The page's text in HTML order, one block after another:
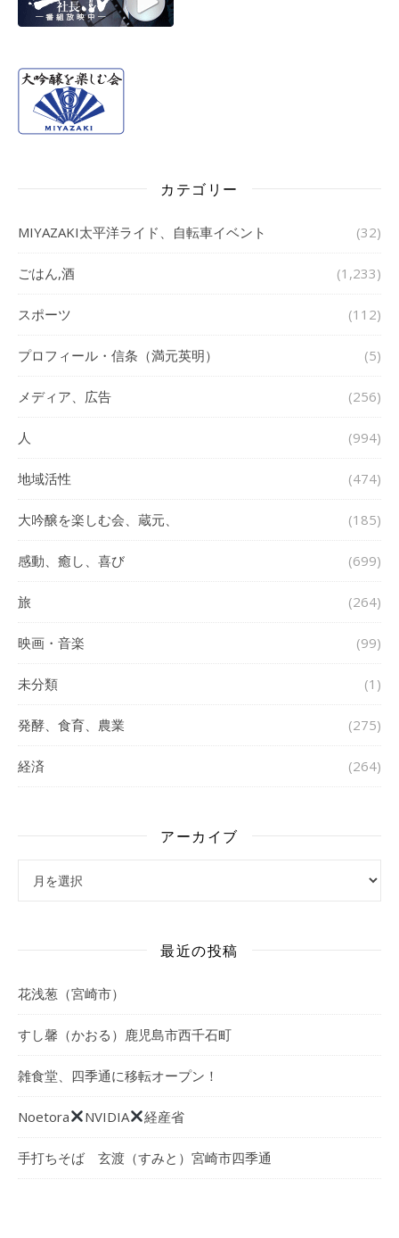
カテゴリー
MIYAZAKI太平洋ライド、自転車イベント (32)
ごはん,酒 (1,233)
スポーツ (112)
プロフィール・信条（満元英明） (5)
メディア、広告 (256)
人 (994)
地域活性 (474)
大吟醸を楽しむ会、蔵元、 (185)
感動、癒し、喜び (699)
旅 (264)
映画・音楽 (99)
未分類 (1)
発酵、食育、農業 (275)
経済 (264)
アーカイブ
最近の投稿
花浅葱（宮崎市）
すし馨（かおる）鹿児島市西千石町
雑食堂、四季通に移転オープン！
Noetora NVIDIA 経産省
手打ちそば 玄渡（すみと）宮崎市四季通